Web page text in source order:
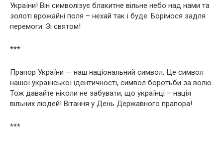
України! Він символізує блакитне вільне небо над нами та
золоті врожайні поля – нехай так і буде. Борімося задля
перемоги. Зі святом!
***
Прапор України — наш національний символ. Це символ
нашої української ідентичності, символ боротьби за волю.
Тож давайте ніколи не забувати, що українці – нація
вільних людей! Вітання у День Державного прапора!
***